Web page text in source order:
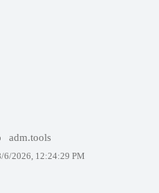
adm.tools
6/2026, 12:24:29 PM